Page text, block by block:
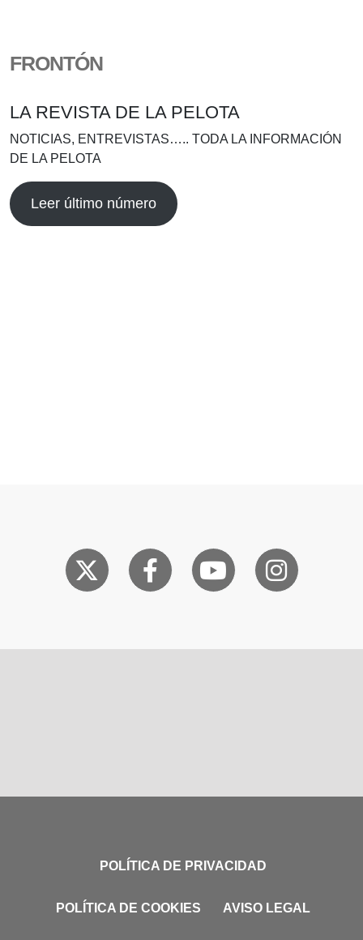
FRONTÓN
LA REVISTA DE LA PELOTA
NOTICIAS, ENTREVISTAS….. TODA LA INFORMACIÓN
DE LA PELOTA
Leer último número
POLÍTICA DE PRIVACIDAD
POLÍTICA DE COOKIES AVISO LEGAL